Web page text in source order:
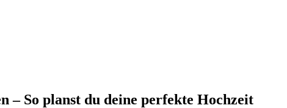
– So planst du deine perfekte Hochzeit